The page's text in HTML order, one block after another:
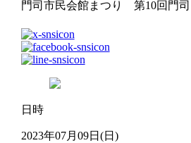
門司市民会館まつり 第10回門
日時
2023年07月09日(日)